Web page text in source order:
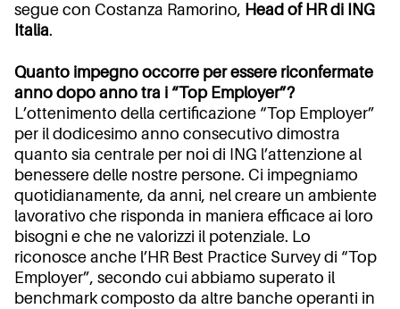
segue con Costanza Ramorino, Head of HR di ING
Italia.
Quanto impegno occorre per essere riconfermate
anno dopo anno tra i “Top Employer”?
L’ottenimento della certificazione “Top Employer”
per il dodicesimo anno consecutivo dimostra
quanto sia centrale per noi di ING l’attenzione al
benessere delle nostre persone. Ci impegniamo
quotidianamente, da anni, nel creare un ambiente
lavorativo che risponda in maniera efficace ai loro
bisogni e che ne valorizzi il potenziale. Lo
riconosce anche l’HR Best Practice Survey di “Top
Employer”, secondo cui abbiamo superato il
benchmark composto da altre banche operanti in